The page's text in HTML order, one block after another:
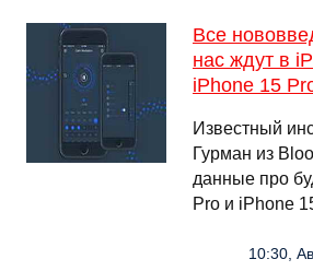
Все
нас ждут в
iPhone 15
Известный
Гурман из
данные про
Pro и iPhone
10:30,